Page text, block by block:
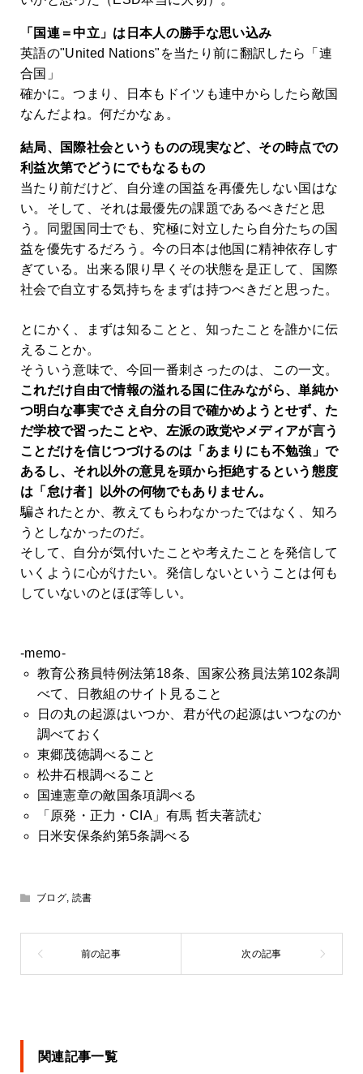
「国連＝中立」は日本人の勝手な思い込み
英語の"United Nations"を当たり前に翻訳したら「連
合国」
確かに。つまり、日本もドイツも連中からしたら敵国
なんだよね。何だかなぁ。
結局、国際社会というものの現実など、その時点での
利益次第でどうにでもなるもの
当たり前だけど、自分達の国益を再優先しない国はな
い。そして、それは最優先の課題であるべきだと思
う。同盟国同士でも、究極に対立したら自分たちの国
益を優先するだろう。今の日本は他国に精神依存しす
ぎている。出来る限り早くその状態を是正して、国際
社会で自立する気持ちをまずは持つべきだと思った。
とにかく、まずは知ることと、知ったことを誰かに伝
えることか。
そういう意味で、今回一番刺さったのは、この一文。
これだけ自由で情報の溢れる国に住みながら、単純か
つ明白な事実でさえ自分の目で確かめようとせず、た
だ学校で習ったことや、左派の政党やメディアが言う
ことだけを信じつづけるのは「あまりにも不勉強」で
あるし、それ以外の意見を頭から拒絶するという態度
は「怠け者］以外の何物でもありません。
騙されたとか、教えてもらわなかったではなく、知ろ
うとしなかったのだ。
そして、自分が気付いたことや考えたことを発信して
いくように心がけたい。発信しないということは何も
していないのとほぼ等しい。
-memo-
教育公務員特例法第18条、国家公務員法第102条調
べて、日教組のサイト見ること
日の丸の起源はいつか、君が代の起源はいつなのか
調べておく
東郷茂徳調べること
松井石根調べること
国連憲章の敵国条項調べる
「原発・正力・CIA」有馬 哲夫著読む
日米安保条約第5条調べる
ブログ, 読書
関連記事一覧